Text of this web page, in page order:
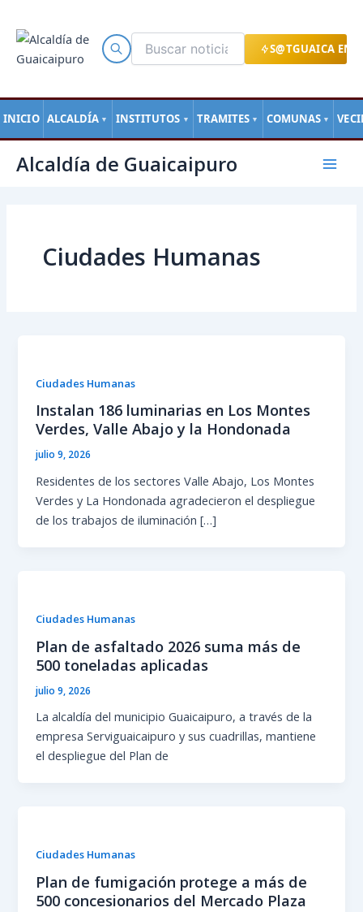
S@TGUAICA EN
INICIO ALCALDÍA ▼ INSTITUTOS ▼ TRAMITES ▼ COMUNAS ▼
contenido
Alcaldía de Guaicaipuro
Main
Ciudades Humanas
Ciudades Humanas
Instalan 186 luminarias en Los Montes
Verdes, Valle Abajo y la Hondonada
julio 9, 2026
Residentes de los sectores Valle Abajo, Los Montes
Verdes y La Hondonada agradecieron el despliegue
de los trabajos de iluminación […]
Ciudades Humanas
Plan de asfaltado 2026 suma más de
500 toneladas aplicadas
julio 9, 2026
La alcaldía del municipio Guaicaipuro, a través de la
empresa Serviguaicaipuro y sus cuadrillas, mantiene
el despliegue del Plan de
Ciudades Humanas
Plan de fumigación protege a más de
500 concesionarios del Mercado Plaza
de